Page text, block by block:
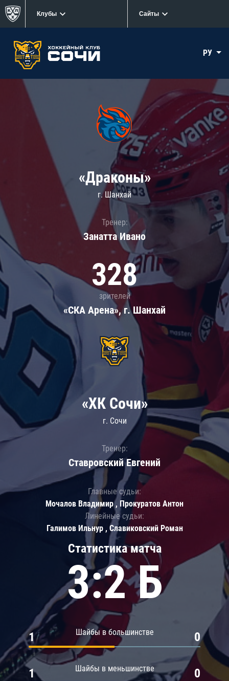
Клубы Сайты
РУ
«Драконы»
г. Шанхай
Тренер:
Занатта Иванo
328
зрителей
«СКА Арена», г. Шанхай
Статистика матча
3:2 Б
Шайбы в большинстве
1 0
Шайбы в меньшинстве
1 0
«ХК Сочи»
г. Сочи
Тренер:
Ставровский Евгений
Главные судьи:
Мочалов Владимир , Прокуратов Антон
Линейные судьи:
Галимов Ильнур , Славиковский Роман